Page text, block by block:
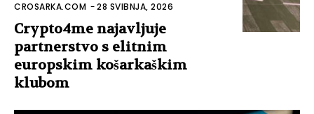
CROSARKA.COM -28 SVIBNJA, 2026
Crypto4me najavljuje
partnerstvo s elitnim
europskim košarkaškim
klubom